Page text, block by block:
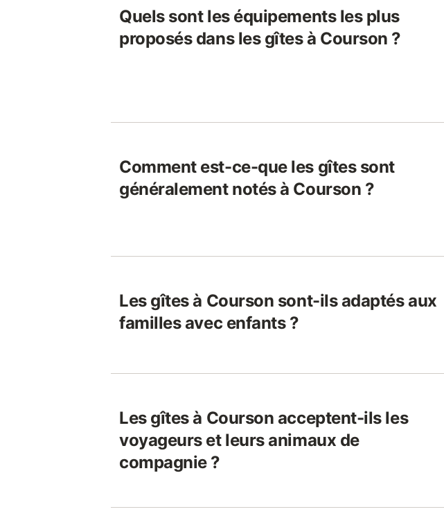
Quels sont les équipements les plus
proposés dans les gîtes à Courson ?
Comment est-ce-que les gîtes sont
généralement notés à Courson ?
Les gîtes à Courson sont-ils adaptés aux
familles avec enfants ?
Les gîtes à Courson acceptent-ils les
voyageurs et leurs animaux de
compagnie ?